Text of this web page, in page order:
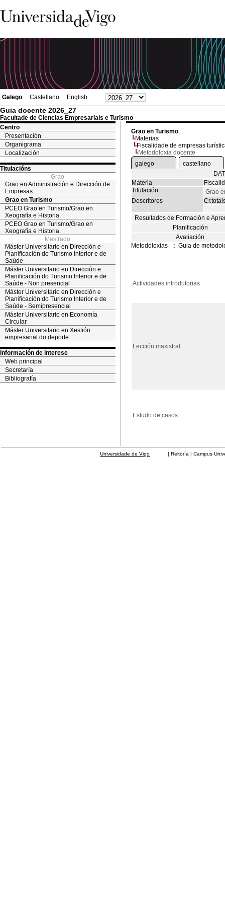
Galego Castellano English
Guia docente 2026_27
Facultade de Ciencias Empresariais e Turismo
Centro
Presentación
Organigrama
Localización
Titulacións
Grao
Grao en Administración e Dirección de
Empresas
Grao en Turismo
PCEO Grao en Turismo/Grao en
Xeografía e Historia
PCEO Grao en Turismo/Grao en
Xeografía e Historia
Mestrado
Máster Universitario en Dirección e
Planificación do Turismo Interior e de
Saúde
Máster Universitario en Dirección e
Planificación do Turismo Interior e de
Saúde - Non presencial
Máster Universitario en Dirección e
Planificación do Turismo Interior e de
Saúde - Semipresencial
Máster Universitario en Economía
Circular
Máster Universitario en Xestión
empresarial do deporte
Información de interese
Web principal
Secretaría
Bibliografía
Grao en Turismo
Materias
Fiscalidade de empresas
Metodoloxía docente
galego
castellano
Materia
Titulación
Grao
Descritores
Resultados de Formación e
Planificación
Avaliación
Metodoloxías
:: Guia de
Actividades introdutorias
Lección maxistral
Estudo de casos
Universidade de Vigo | Reitoría | Campus